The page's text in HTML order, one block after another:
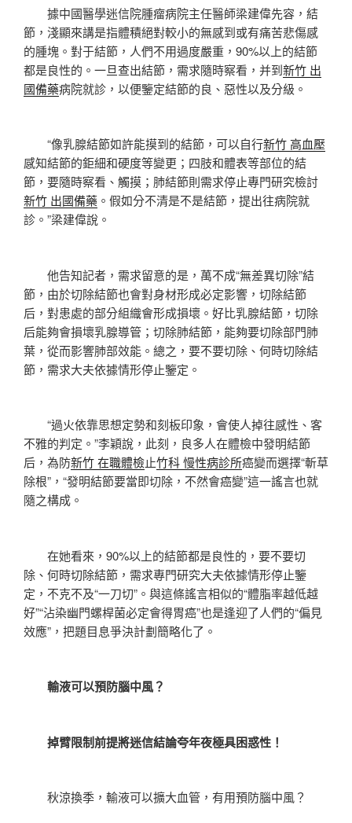
據中國醫學迷信院腫瘤病院主任醫師梁建偉先容，結
節，淺顯來講是指體積絕對較小的無感到或有痛苦悲傷感
的腫塊。對于結節，人們不用過度嚴重，90%以上的結節
都是良性的。一旦查出結節，需求隨時察看，并到新竹 出
國備藥病院就診，以便鑒定結節的良、惡性以及分級。
“像乳腺結節如許能摸到的結節，可以自行新竹 高血壓
感知結節的鉅細和硬度等變更；四肢和體表等部位的結
節，要隨時察看、觸摸；肺結節則需求停止專門研究檢討
新竹 出國備藥 。假如分不清是不是結節，提出往病院就
診。”梁建偉說。
他告知記者，需求留意的是，萬不成“無差異切除”結
節，由於切除結節也會對身材形成必定影響，切除結節
后，對患處的部分組織會形成損壞。好比乳腺結節，切除
后能夠會損壞乳腺導管；切除肺結節，能夠要切除部門肺
葉，從而影響肺部效能。總之，要不要切除、何時切除結
節，需求大夫依據情形停止鑒定。
“過火依靠思想定勢和刻板印象，會使人掉往感性、客
不雅的判定。”李穎說，此刻，良多人在體檢中發明結節
后，為防新竹 在職體檢止竹科 慢性病診所癌變而選擇“斬草
除根”，“發明結節要當即切除，不然會癌變”這一謠言也就
隨之構成。
在她看來，90%以上的結節都是良性的，要不要切
除、何時切除結節，需求專門研究大夫依據情形停止鑒
定，不克不及“一刀切”。與這條謠言相似的“體脂率越低越
好”“沾染幽門螺桿菌必定會得胃癌”也是逢迎了人們的“偏見
效應”，把題目息爭決計劃簡略化了。
輸液可以預防腦中風？
掉臂限制前提將迷信結論夸年夜極具困惑性！
秋涼換季，輸液可以擴大血管，有用預防腦中風？